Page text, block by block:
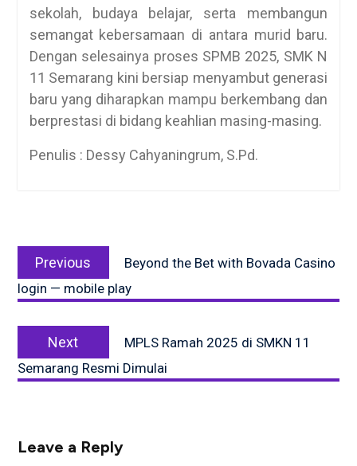
sekolah, budaya belajar, serta membangun
semangat kebersamaan di antara murid baru.
Dengan selesainya proses SPMB 2025, SMK N
11 Semarang kini bersiap menyambut generasi
baru yang diharapkan mampu berkembang dan
berprestasi di bidang keahlian masing-masing.
Penulis : Dessy Cahyaningrum, S.Pd.
navigation
Previous
post:
Beyond the Bet with Bovada Casino
login — mobile play
Next
post:
MPLS Ramah 2025 di SMKN 11
Semarang Resmi Dimulai
Leave a Reply